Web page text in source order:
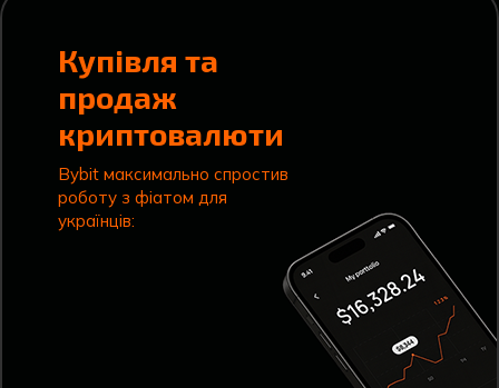
Купівля та
продаж
криптовалюти
Bybit максимально спростив
роботу з фіатом для
українців: